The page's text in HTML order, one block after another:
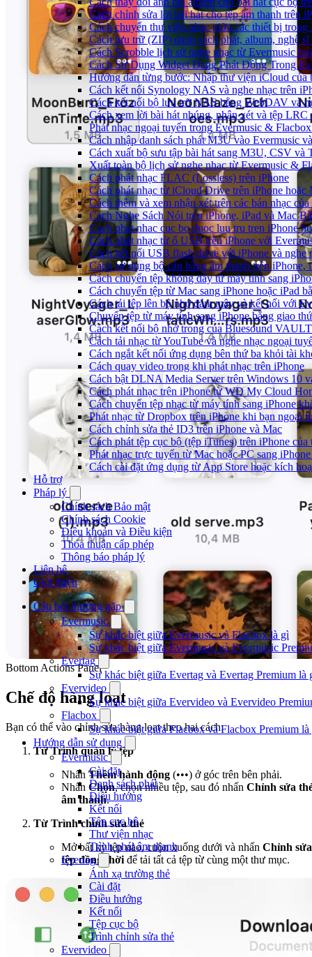
Cách chỉnh sửa lời bài hát cho tệp âm thanh trên
Cách chuyển thư viện nhạc giữa các thiết bị
Cách lưu trữ (ZIP) danh sách phát, album, nghệ
Cách Scrobble lịch sử nghe nhạc từ Evermusic
Cách Sử Dụng Widget Đang Phát Động Trong
Hướng dẫn từng bước: Nhập thư viện iCloud của
Cách kết nối Synology NAS và nghe nhạc trên
Cách kết nối bộ lưu trữ NAS bằng WebDAV và
Cách xem lời bài hát nhúng, nhận xét và tệp LRC
Phát nhạc ngoại tuyến trong Evermusic &
Cách nhập danh sách phát M3U vào Evermusic
Cách xuất bộ sưu tập bài hát sang M3U, CSV
Xuất toàn bộ lịch sử nghe nhạc từ Evermusic &
Cách phát nhạc FLAC (Lossless) trên iPhone
Cách phát nhạc từ iCloud Drive trên iPhone hoặc
Cách thêm và xem nhận xét trên các bản nhạc
Cách Nghe Sách Nói trên iPhone, iPad và Mac
Cach phat nhac cuc bo duoc luu tru tren iPhone
Cách phát nhạc từ ổ USB trên iPhone với
Cách kết nối USB flash drive với iPhone và nghe
Cách sử dụng bộ cân bằng âm thanh trên
Cách chuyển tệp không dây từ máy tính sang
Cách chuyển tệp từ Mac sang iPhone hoặc iPad
Cách tải tệp lên bộ nhớ đám mây và kết nối với
Chuyển tệp từ máy tính sang iPhone bằng giao
Cách kết nối bộ nhớ trong của Bluesound
Cách tải nhạc từ YouTube và nghe nhạc ngoại
Cách ngắt kết nối ứng dụng bên thứ ba khỏi tài
Cách quay video trong khi phát nhạc trên iPhone
Cách bật DLNA Media Server trên Windows 10
Cách phát nhạc trên iPhone từ WD My Cloud
Cách chuyển tệp nhạc từ máy tính sang iPhone
Phát nhạc từ Dropbox trên iPhone khi bạn ngoại
Cách chỉnh sửa thẻ ID3 trên iPhone và Mac
Cách phát tệp cục bộ (tệp iTunes) trên iPhone của
Phát nhạc trực tuyến từ Mac hoặc PC sang
Cách cài đặt ứng dụng từ App Store hoặc kích
Hỗ trợ
Pháp lý
Chính sách Bảo mật
Chính sách Cookie
Điều khoản và Điều kiện
Thỏa thuận cấp phép
Thông báo pháp lý
Liên hệ
Giới thiệu
Câu hỏi thường gặp
Evermusic
Sự khác biệt giữa Evermusic và Flacbox là gì
Sự khác biệt giữa Evermusic và Evermusic
Evertag
Sự khác biệt giữa Evertag và Evertag Premium là
Evervideo
Sự khác biệt giữa Evervideo và Evervideo
Flacbox
Sự khác biệt giữa Flacbox và Flacbox Premium là
Hướng dẫn sử dụng
Evermusic
Cài đặt
Danh sách phát
Điều hướng
Kết nối
Tệp cục bộ
Thư viện nhạc
Trình phát âm thanh
Evertag
Ánh xạ trường thẻ
Cài đặt
Điều hướng
Kết nối
Tệp cục bộ
Trình chỉnh sửa thẻ
Evervideo
Bottom Actions Panel
Chế độ hàng loạt
Bạn có thể vào chỉnh sửa hàng loạt theo hai cách:
Từ Trình quản lý tệp
Nhấn Thêm hành động (•••) ở góc trên bên phải.
Nhấn Chọn, chọn nhiều tệp, sau đó nhấn Chỉnh sửa
âm thanh.
Từ Trình chỉnh sửa thẻ
Mở bất kỳ tệp nào, cuộn xuống dưới và nhấn Chỉnh sửa
tệp đồng thời để tải tất cả tệp từ cùng một thư mục.